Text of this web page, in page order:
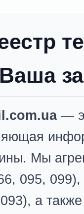
—
Мы
095, 099),
а